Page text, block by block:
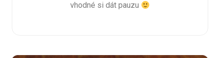
vhodné si dát pauzu